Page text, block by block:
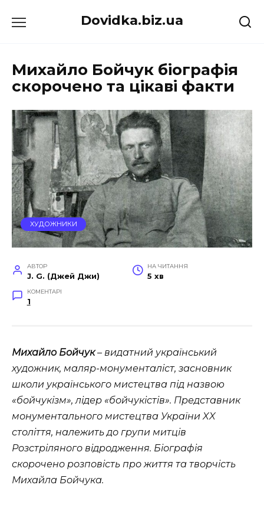
до
Dovidka.biz.ua
Михайло Бойчук біографія
скорочено та цікаві факти
ХУДОЖНИКИ
АВТОР
J. G. (Джей Джи)
НА ЧИТАННЯ
5 хв
КОМЕНТАРІ
1
Михайло Бойчук– видатний український
художник, маляр-монументаліст, засновник
школи українського мистецтва під назвою
«бойчукізм», лідер «бойчукістів». Представник
монументального мистецтва України XX
століття, належить до групи митців
Розстріляного відродження. Біографія
скорочено розповість про життя та творчість
Михайла Бойчука.